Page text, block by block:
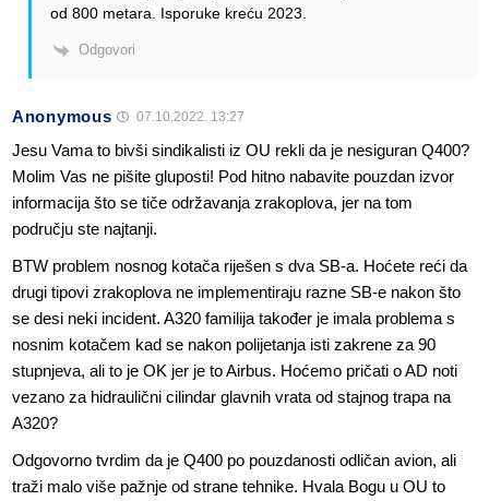
od 800 metara. Isporuke kreću 2023.
Odgovori
Anonymous 07.10.2022. 13:27
Jesu Vama to bivši sindikalisti iz OU rekli da je nesiguran Q400?
Molim Vas ne pišite gluposti! Pod hitno nabavite pouzdan izvor
informacija što se tiče održavanja zrakoplova, jer na tom
području ste najtanji.
BTW problem nosnog kotača riješen s dva SB-a. Hoćete reći da
drugi tipovi zrakoplova ne implementiraju razne SB-e nakon što
se desi neki incident. A320 familija također je imala problema s
nosnim kotačem kad se nakon polijetanja isti zakrene za 90
stupnjeva, ali to je OK jer je to Airbus. Hoćemo pričati o AD noti
vezano za hidraulični cilindar glavnih vrata od stajnog trapa na
A320?
Odgovorno tvrdim da je Q400 po pouzdanosti odličan avion, ali
traži malo više pažnje od strane tehnike. Hvala Bogu u OU to